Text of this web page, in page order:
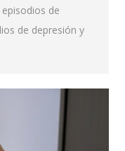
de
de depresión y